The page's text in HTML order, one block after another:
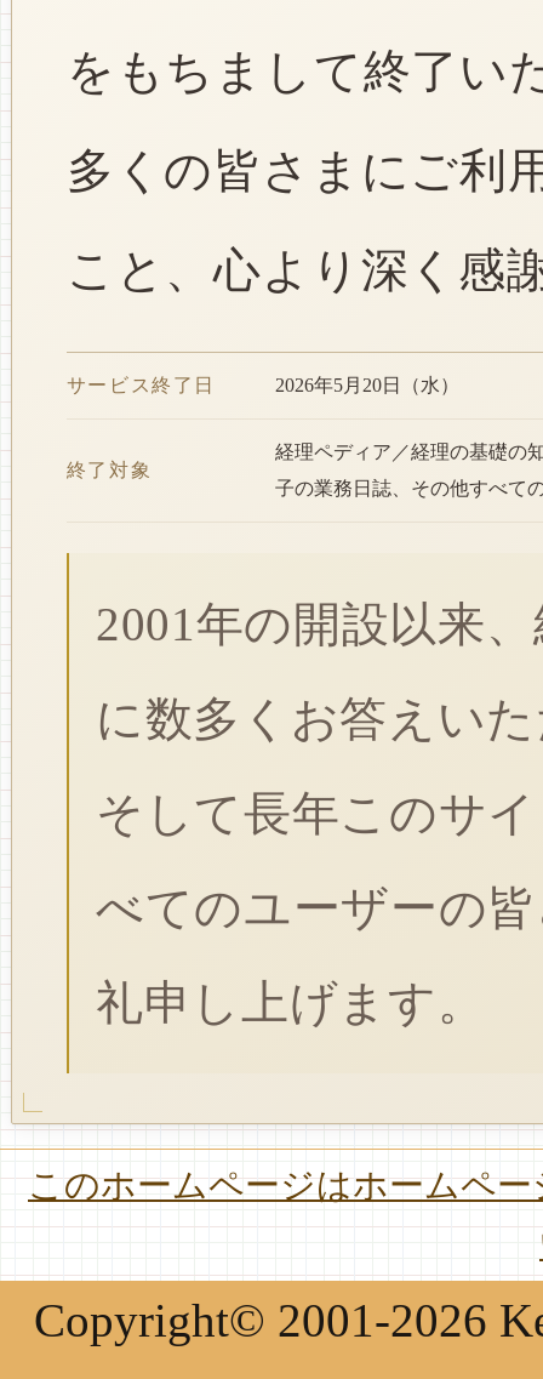
をもちまして終了い
多くの皆さまにご利
こと、心より深く感
サービス終了日 2026年5月20日（水）
終了対象
経理ペディア／経理の基礎の
子の業務日誌、その他すべて
2001年の開設以来
に数多くお答えい
そして長年このサ
べてのユーザーの
礼申し上げます。
このホームページはホームペ
Copyright© 2001-2026